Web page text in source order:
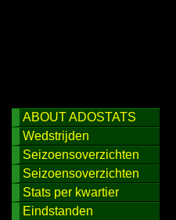
ABOUT ADOSTATS
Wedstrijden
Seizoensoverzichten
Seizoensoverzichten
Stats per kwartier
Eindstanden